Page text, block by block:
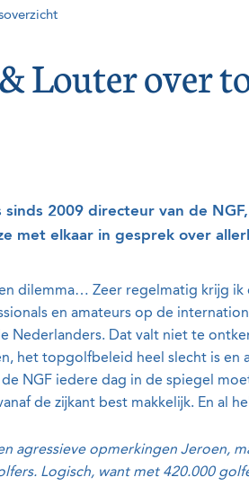
Louter over
sinds 2009 directeur van de
met elkaar in gesprek over
dilemma… Zeer regelmatig krijg
en amateurs op de
Nederlanders. Dat valt niet te
het topgolfbeleid heel slecht is en
NGF iedere dag in de spiegel
de zijkant best makkelijk. En al
agressieve opmerkingen Jeroen,
Logisch, want met 420.000